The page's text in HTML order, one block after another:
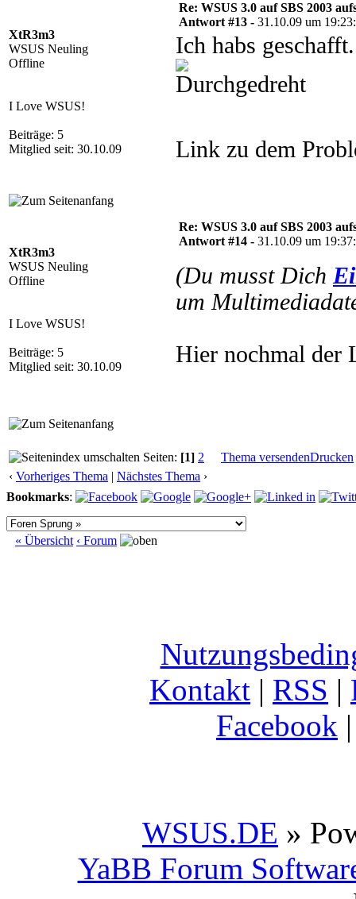
XtR3m3
WSUS Neuling
Offline
I Love WSUS!
Beiträge: 5
Mitglied seit: 30.10.09
Re: WSUS 3.0 auf SBS 2003
Antwort #13 - 31.10.09 um
Ich habs
Link zu dem
XtR3m3
WSUS Neuling
Offline
I Love WSUS!
Beiträge: 5
Mitglied seit: 30.10.09
Re: WSUS 3.0 auf SBS 2003
Antwort #14 - 31.10.09 um
(Du musst Dich
um
Hier nochmal der
Seiten: [1] 2 Thema versendenDrucken
‹ Vorheriges Thema | Nächstes Thema ›
Bookmarks:
« Übersicht ‹ Forum
Kontakt | RSS |
Facebook
WSUS.DE »
YaBB Forum